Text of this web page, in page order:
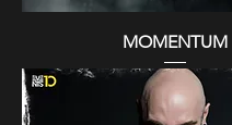
MOMENTUM